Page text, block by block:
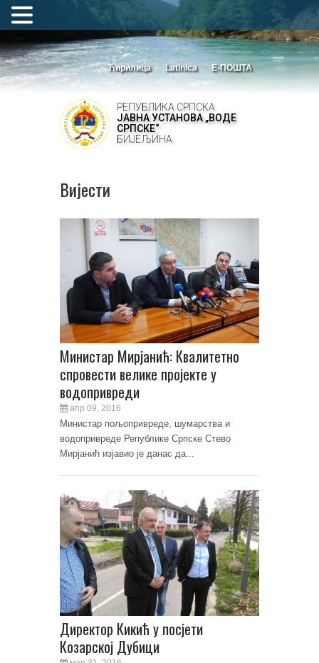
Ћирилица Latinica Е-ПОШТА
РЕПУБЛИКА СРПСКА
ЈАВНА УСТАНОВА „ВОДЕ
СРПСКЕ“
БИЈЕЉИНА
Вијести
Министар Мирјанић: Квалитетно
спровести велике пројекте у
водопривреди
апр 09, 2016
Министар пољопривреде, шумарства и
водопривреде Републике Српске Стево
Мирјанић изјавио је данас да...
Директор Кикић у посјети
Козарској Дубици